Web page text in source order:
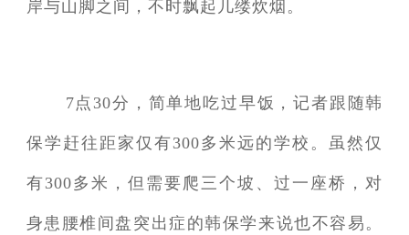
岸与山脚之间，不时飘起几缕炊烟。
7点30分，简单地吃过早饭，记者跟随韩
保学赶往距家仅有300多米远的学校。虽然仅
有300多米，但需要爬三个坡、过一座桥，对
身患腰椎间盘突出症的韩保学来说也不容易。